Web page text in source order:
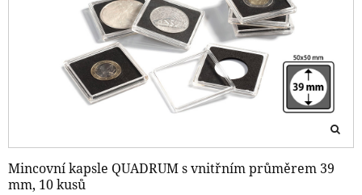
Mincovní kapsle QUADRUM s vnitřním průměrem 39
mm, 10 kusů